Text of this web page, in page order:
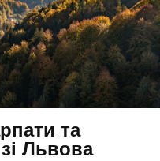
та
Львова